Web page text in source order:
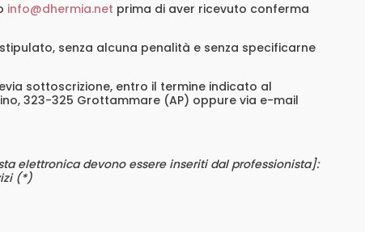
info@dhermia.net prima di aver ricevuto conferma
senza alcuna penalità e senza specificarne
sottoscrizione, entro il termine indicato al
323-325 Grottammare (AP) oppure via e-mail
elettronica devono essere inseriti dal professionista]:
(*)